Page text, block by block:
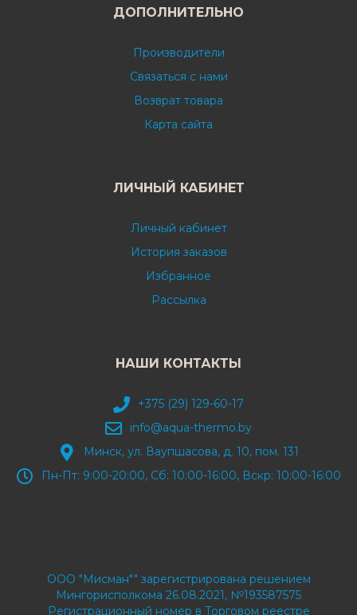
ДОПОЛНИТЕЛЬНО
Производители
Связаться с нами
Возврат товара
Карта сайта
ЛИЧНЫЙ КАБИНЕТ
Личный кабинет
История заказов
Избранное
Рассылка
НАШИ КОНТАКТЫ
+375 (29) 129-60-17
info@aqua-thermo.by
Минск, ул. Ваупшасова, д. 10, пом. 131
Пн-Пт: 9:00-20:00, Сб: 10:00-16:00, Вскр: 10:00-16:00
ООО "Мисман"" зарегистрирована решением
Мингорисполкома 26.08.2021, №193587575
Регистрационный номер в Торговом реестре